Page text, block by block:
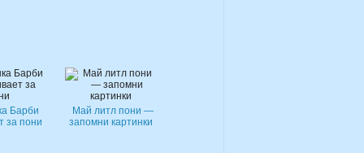
Барби
за пони
Май литл пони —
запомни картинки